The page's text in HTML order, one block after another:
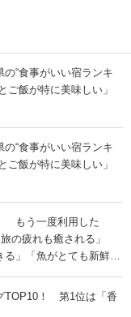
“食事がいい宿ランキ
ご飯が特に美味しい」
“食事がいい宿ランキ
ご飯が特に美味しい」
もう一度利用した
の疲れも癒される」
」「魚がとても新鮮で
TOP10！ 第1位は「香